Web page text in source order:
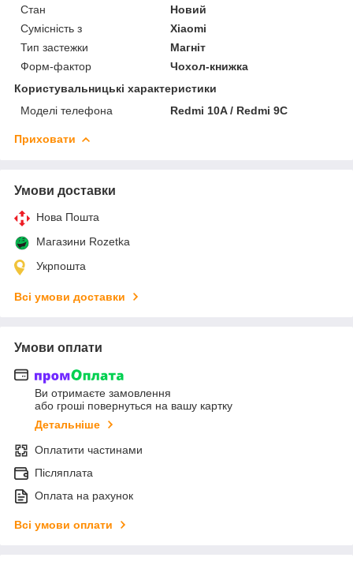
Стан
Новий
Сумісність з
Xiaomi
Тип застежки
Магніт
Форм-фактор
Чохол-книжка
Користувальницькі характеристики
Моделі телефона
Redmi 10A / Redmi 9C
Приховати
Умови доставки
Нова Пошта
Магазини Rozetka
Укрпошта
Всі умови доставки
Умови оплати
Ви отримаєте замовлення
або гроші повернуться на вашу картку
Детальніше
Оплатити частинами
Післяплата
Оплата на рахунок
Всі умови оплати